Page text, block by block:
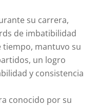
su carrera,
de imbatibilidad
tiempo, mantuvo su
un logro
y consistencia
conocido por su